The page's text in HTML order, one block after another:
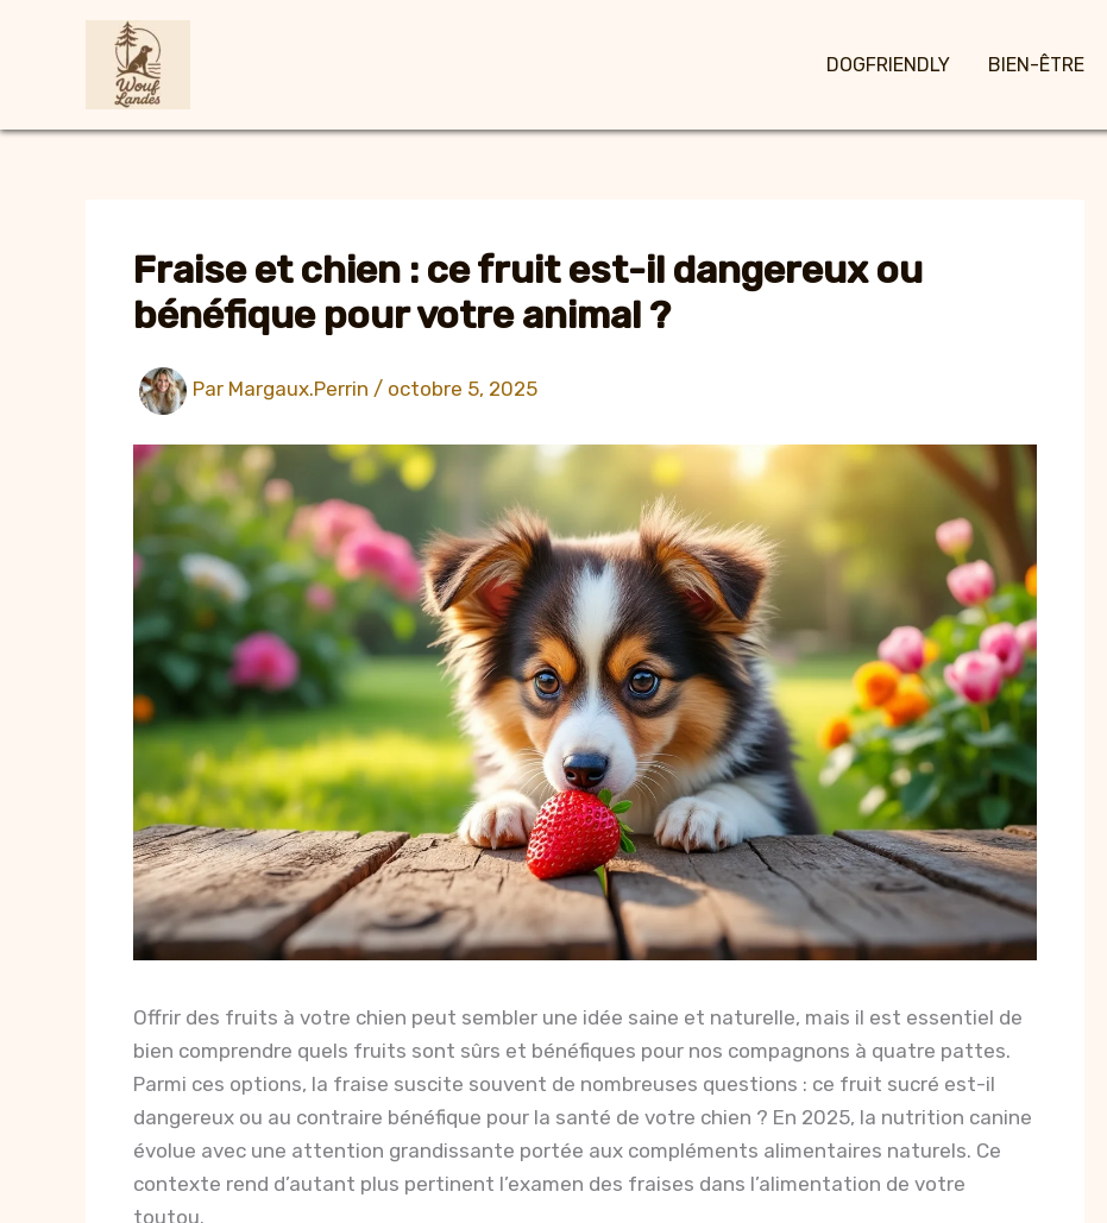
Aller
DOGFRIENDLY BIEN-ÊTRE
Fraise et chien : ce fruit est-il dangereux ou
bénéfique pour votre animal ?
Par Margaux.Perrin / octobre 5, 2025
Offrir des fruits à votre chien peut sembler une idée saine et naturelle, mais il est essentiel de
bien comprendre quels fruits sont sûrs et bénéfiques pour nos compagnons à quatre pattes.
Parmi ces options, la fraise suscite souvent de nombreuses questions : ce fruit sucré est-il
dangereux ou au contraire bénéfique pour la santé de votre chien ? En 2025, la nutrition canine
évolue avec une attention grandissante portée aux compléments alimentaires naturels. Ce
contexte rend d’autant plus pertinent l’examen des fraises dans l’alimentation de votre
toutou.